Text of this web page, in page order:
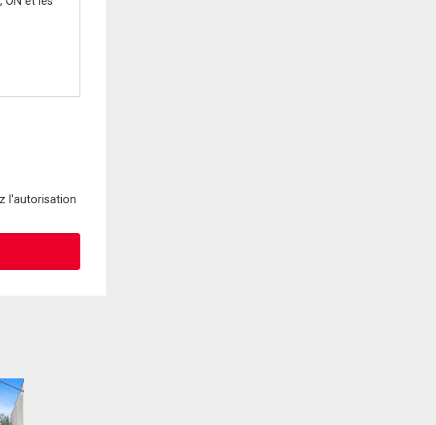
l'autorisation